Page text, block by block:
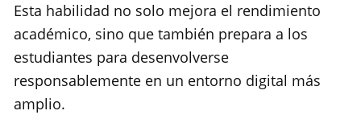
Esta habilidad no solo mejora el rendimiento
académico, sino que también prepara a los
estudiantes para desenvolverse
responsablemente en un entorno digital más
amplio.